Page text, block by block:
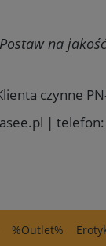
na
czynne
|
%Outlet%